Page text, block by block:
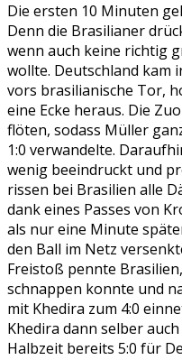
Die ersten 10 Minuten
Denn die Brasilianer
wenn auch keine richtig
wollte. Deutschland kam
vors brasilianische Tor,
eine Ecke heraus. Die
flöten, sodass Müller
1:0 verwandelte.
wenig beeindruckt und
rissen bei Brasilien alle
dank eines Passes von
als nur eine Minute
den Ball im Netz
Freistoß pennte
schnappen konnte und
mit Khedira zum 4:0
Khedira dann selber
Halbzeit bereits 5:0 für